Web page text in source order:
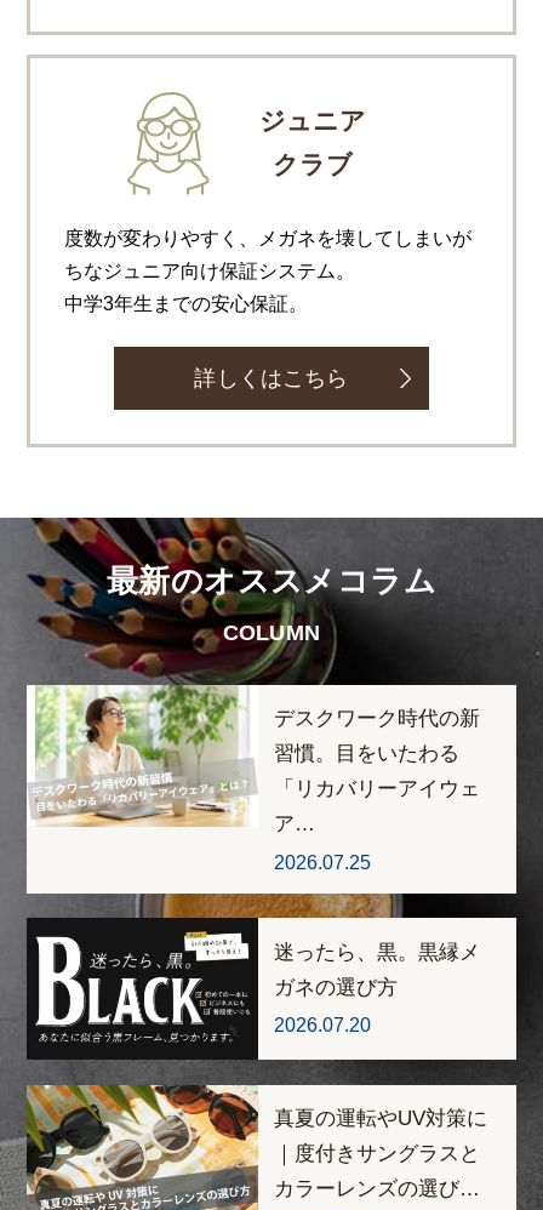
ジュニア
クラブ
度数が変わりやすく、メガネを壊してしまいが
ちなジュニア向け保証システム。
中学3年生までの安心保証。
詳しくはこちら
最新のオススメコラム
COLUMN
デスクワーク時代の新
習慣。目をいたわる
「リカバリーアイウェ
ア…
2026.07.25
迷ったら、黒。黒縁メ
ガネの選び方
2026.07.20
真夏の運転やUV対策に
｜度付きサングラスと
カラーレンズの選び…